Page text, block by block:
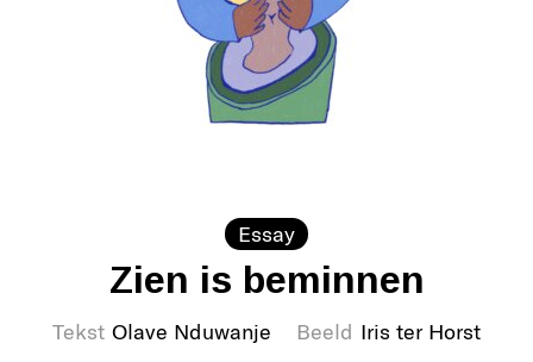
Essay
Zien is beminnen
Tekst Olave Nduwanje Beeld Iris ter Horst